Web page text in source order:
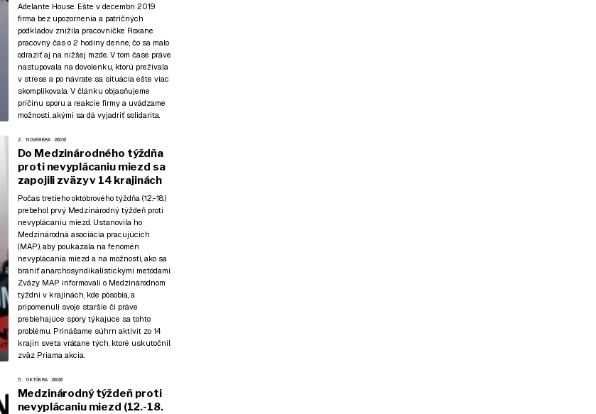
Adelante House. Ešte v decembri 2019
firma bez upozornenia a patričných
podkladov znížila pracovníčke Roxane
pracovný čas o 2 hodiny denne, čo sa malo
odraziť aj na nižšej mzde. V tom čase práve
nastupovala na dovolenku, ktorú prežívala
v strese a po návrate sa situácia ešte viac
skomplikovala. V článku objasňujeme
príčinu sporu a reakcie firmy a uvádzame
možnosti, akými sa dá vyjadriť solidarita.
2. NOVEMBRA 2020
Do Medzinárodného týždňa
proti nevyplácaniu miezd sa
zapojili zväzy v 14 krajinách
Počas tretieho októbrového týždňa (12.-18.)
prebehol prvý Medzinárodný týždeň proti
nevyplácaniu miezd. Ustanovila ho
Medzinárodná asociácia pracujúcich
(MAP), aby poukázala na fenomén
nevyplácania miezd a na možnosti, ako sa
brániť anarchosyndikalistickými metódami.
Zväzy MAP informovali o Medzinárodnom
týždni v krajinách, kde pôsobia, a
pripomenuli svoje staršie či práve
prebiehajúce spory týkajúce sa tohto
problému. Prinášame súhrn aktivít zo 14
krajín sveta vrátane tých, ktoré uskutočnil
zväz Priama akcia.
5. OKTÓBRA 2020
Medzinárodný týždeň proti
nevyplácaniu miezd (12.-18.